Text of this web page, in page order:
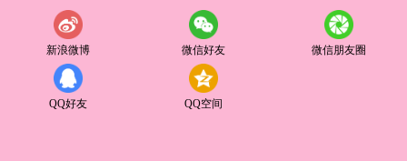
新浪微博 微信好友 微信朋友圈
QQ好友 QQ空间